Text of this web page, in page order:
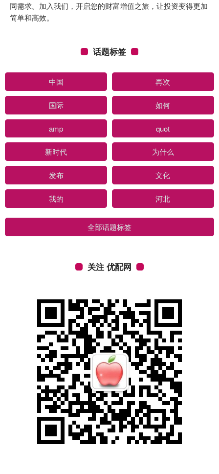
同需求。加入我们，开启您的财富增值之旅，让投资变得更加
简单和高效。
话题标签
中国 再次
国际 如何
amp quot
新时代 为什么
发布 文化
我的 河北
全部话题标签
关注 优配网